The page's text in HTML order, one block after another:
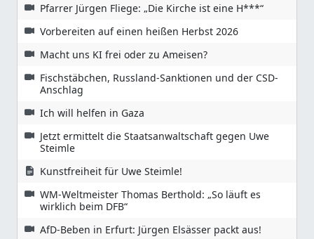
Pfarrer Jürgen Fliege: „Die Kirche ist eine H***“
Vorbereiten auf einen heißen Herbst 2026
Macht uns KI frei oder zu Ameisen?
Fischstäbchen, Russland-Sanktionen und der CSD-
Anschlag
Ich will helfen in Gaza
Jetzt ermittelt die Staatsanwaltschaft gegen Uwe
Steimle
Kunstfreiheit für Uwe Steimle!
WM-Weltmeister Thomas Berthold: „So läuft es
wirklich beim DFB“
AfD-Beben in Erfurt: Jürgen Elsässer packt aus!